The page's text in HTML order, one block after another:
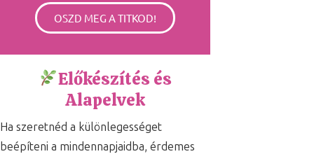
OSZD MEG A TITKOD!
Előkészítés és
Alapelvek
Ha szeretnéd a különlegességet
beépíteni a mindennapjaidba, érdemes